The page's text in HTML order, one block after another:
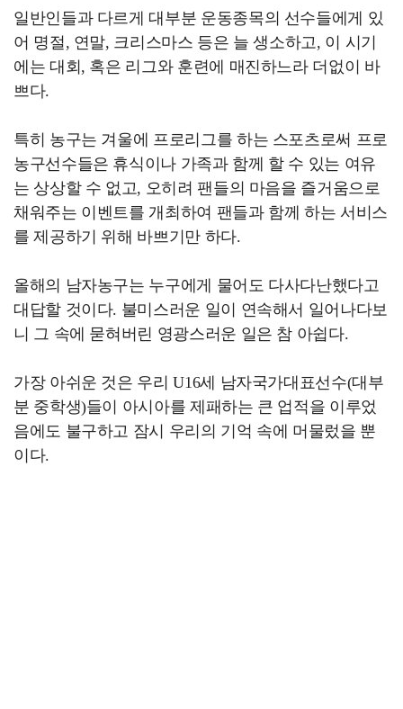
일반인들과 다르게 대부분 운동종목의 선수들에게 있
어 명절, 연말, 크리스마스 등은 늘 생소하고, 이 시기
에는 대회, 혹은 리그와 훈련에 매진하느라 더없이 바
쁘다.
특히 농구는 겨울에 프로리그를 하는 스포츠로써 프로
농구선수들은 휴식이나 가족과 함께 할 수 있는 여유
는 상상할 수 없고, 오히려 팬들의 마음을 즐거움으로
채워주는 이벤트를 개최하여 팬들과 함께 하는 서비스
를 제공하기 위해 바쁘기만 하다.
올해의 남자농구는 누구에게 물어도 다사다난했다고
대답할 것이다. 불미스러운 일이 연속해서 일어나다보
니 그 속에 묻혀버린 영광스러운 일은 참 아쉽다.
가장 아쉬운 것은 우리 U16세 남자국가대표선수(대부
분 중학생)들이 아시아를 제패하는 큰 업적을 이루었
음에도 불구하고 잠시 우리의 기억 속에 머물렀을 뿐
이다.